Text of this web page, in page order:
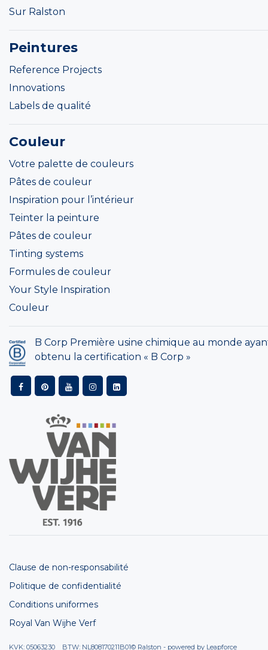
Sur Ralston
Peintures
Reference Projects
Innovations
Labels de qualité
Couleur
Votre palette de couleurs
Pâtes de couleur
Inspiration pour l’intérieur
Teinter la peinture
Pâtes de couleur
Tinting systems
Formules de couleur
Your Style Inspiration
Couleur
B Corp Première usine chimique au monde
obtenu la certification « B Corp »
Clause de non-responsabilité
Politique de confidentialité
Conditions uniformes
Royal Van Wijhe Verf
KVK: 05063230 BTW: NL808170211B01© Ralston - powered by Leapforce